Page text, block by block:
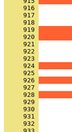
     916
     917
     918
     919
     920
     921
     922
     923
     924
     925
     926
     927
     928
     929
     930
     931
     932